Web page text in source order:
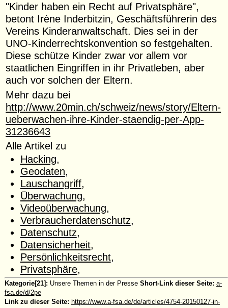
"Kinder haben ein Recht auf Privatsphäre",
betont Irène Inderbitzin, Geschäftsführerin des
Vereins Kinderanwaltschaft. Dies sei in der
UNO-Kinderrechtskonvention so festgehalten.
Diese schütze Kinder zwar vor allem vor
staatlichen Eingriffen in ihr Privatleben, aber
auch vor solchen der Eltern.
Mehr dazu bei
http://www.20min.ch/schweiz/news/story/Eltern-
ueberwachen-ihre-Kinder-staendig-per-App-
31236643
Alle Artikel zu
Hacking,
Geodaten,
Lauschangriff,
Überwachung,
Videoüberwachung,
Verbraucherdatenschutz,
Datenschutz,
Datensicherheit,
Persönlichkeitsrecht,
Privatsphäre,
Kategorie[21]: Unsere Themen in der Presse Short-Link dieser Seite: a-
fsa.de/d/2pe
Link zu dieser Seite: https://www.a-fsa.de/de/articles/4754-20150127-in-